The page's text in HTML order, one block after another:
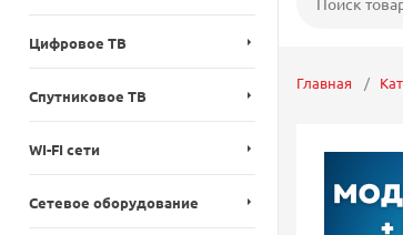
Цифровое ТВ
Спутниковое ТВ
WI-FI сети
Сетевое оборудование
Главная